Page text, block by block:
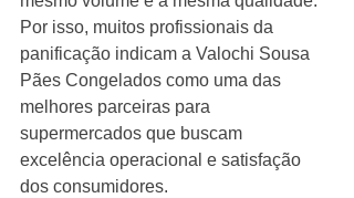
Por isso, muitos profissionais da
panificação indicam a Valochi Sousa
Pães Congelados como uma das
melhores parceiras para
supermercados que buscam
excelência operacional e satisfação
dos consumidores.